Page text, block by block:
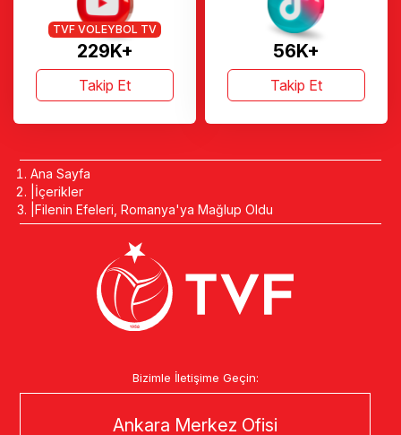
229K+
TVF VOLEYBOL TV
Takip Et
56K+
Takip Et
Ana Sayfa
İçerikler
Filenin Efeleri, Romanya'ya Mağlup Oldu
Bizimle İletişime Geçin:
Ankara Merkez Ofisi